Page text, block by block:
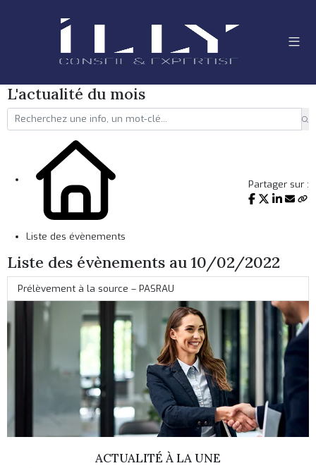
L'actualité du mois
Liste des évènements
Partager sur :
Liste des évènements au 10/02/2022
Prélèvement à la source – PASRAU
ACTUALITÉ À LA UNE